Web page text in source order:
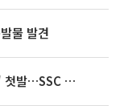
물 발견
티웨이항공, 새 이름 '트리니티항공' 첫발…SSC 전략 본격화